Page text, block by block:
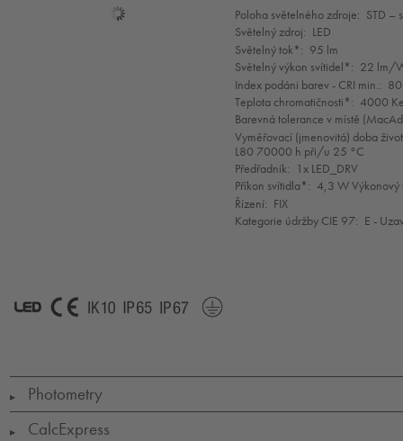
Mode
selection
Poloha světelného zdroje: STD –
Světelný zdroj: LED
Světelný tok*: 95 lm
Světelný výkon svítidel*: 22 lm/
Index podáni barev - CRI min.: 80
Teplota chromatičnosti*: 4000
Barevná tolerance v místě
Vyměřovací (jmenovitá) doba
L80 70000 h při/u 25 °C
Předřadník: 1x LED_DRV
Příkon svítidla*: 4,3 W
Řízení: FIX
Kategorie údržby CIE 97: E -
▶ Photometry
▶ CalcExpress